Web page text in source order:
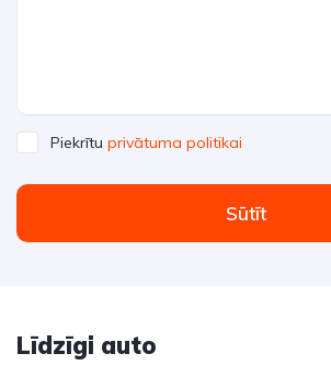
Piekrītu privātuma politikai
Sūtīt
Līdzīgi auto